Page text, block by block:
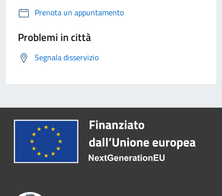
Prenota un appuntamento
Problemi in città
Segnala disservizio